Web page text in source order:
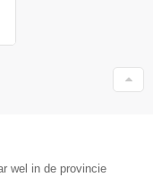
wel in de provincie